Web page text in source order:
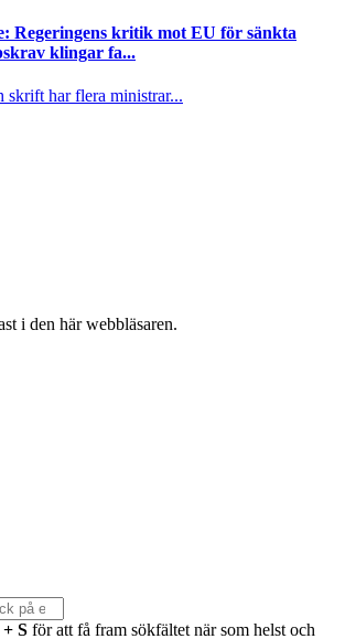
Regeringens kritik mot EU för sänkta
klingar fa...
skrift har flera ministrar...
i den här webbläsaren.
S för att få fram sökfältet när som helst och